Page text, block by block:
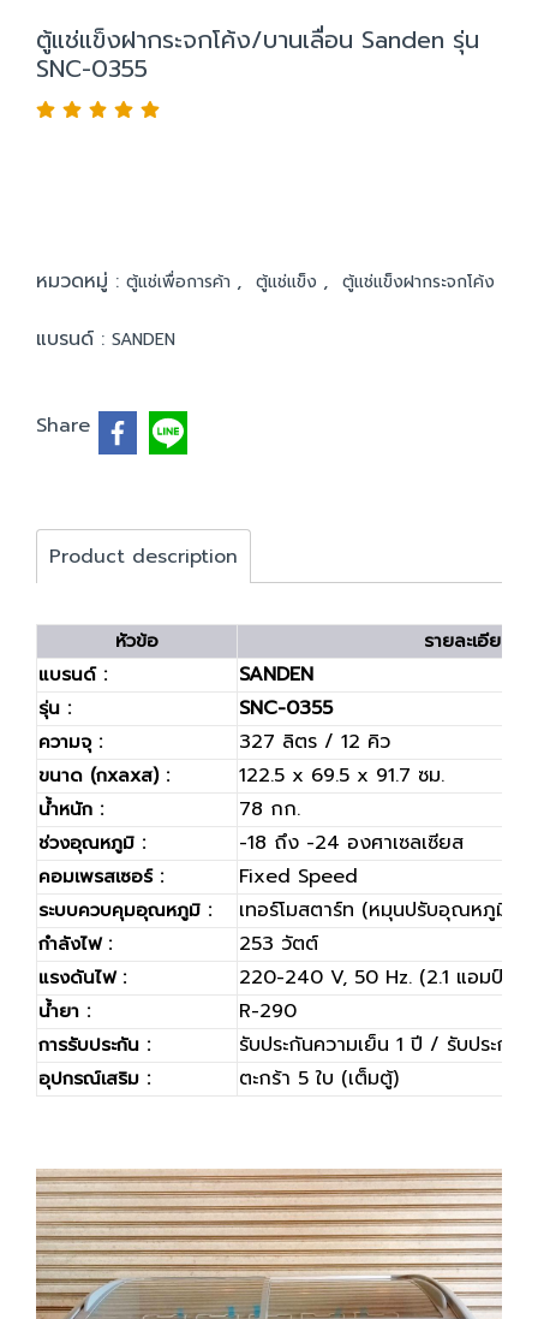
ตู้แช่แข็งฝากระจกโค้ง/บานเลื่อน Sanden รุ่น
SNC-0355
หมวดหมู่ : ตู้แช่เพื่อการค้า , ตู้แช่แข็ง , ตู้แช่แข็งฝากระจกโค้ง
แบรนด์ : SANDEN
Share
Product description
หัวข้อ
รายละเอียด
แบรนด์ :
SANDEN
รุ่น : SNC-0355
ความจุ : 327 ลิตร / 12 คิว
ขนาด (กxลxส) : 122.5 x 69.5 x 91.7 ซม.
น้ำหนัก : 78 กก.
ช่วงอุณหภูมิ : -18 ถึง -24 องศาเซลเซียส
คอมเพรสเซอร์ : Fixed Speed
ระบบควบคุมอุณหภูมิ : เทอร์โมสตาร์ท (หมุนปรับอุณหภูมิ)
กำลังไฟ : 253 วัตต์
แรงดันไฟ : 220-240 V, 50 Hz. (2.1 แอมป์)
น้ำยา : R-290
การรับประกัน : รับประกันความเย็น 1 ปี / รับประกัน
อุปกรณ์เสริม : ตะกร้า 5 ใบ (เต็มตู้)